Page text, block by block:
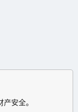
安全。